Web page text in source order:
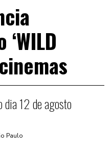
12 de agosto
Paulo